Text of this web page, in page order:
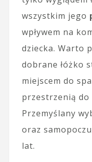
wszystkim jego
wpływem na
dziecka. Warto
dobrane łóżko
miejscem do
przestrzenią do
Przemyślany
oraz
lat.